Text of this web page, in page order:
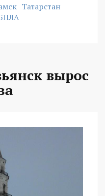
Татарстан
вырос